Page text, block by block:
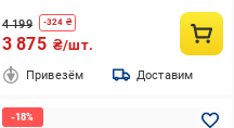
4 199 -324 ₴
3 875 ₴/шт.
Привезём Доставим